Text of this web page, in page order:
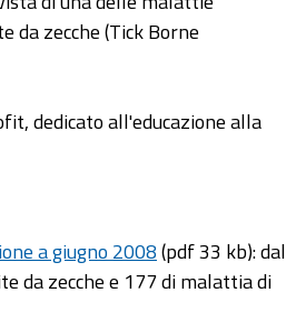
zecche (Tick Borne
dedicato all'educazione alla
a giugno 2008(pdf 33 kb): dal
da zecche e 177 di malattia di